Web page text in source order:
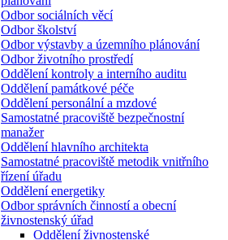
Odbor sociálních věcí
Odbor školství
Odbor výstavby a územního plánování
Odbor životního prostředí
Oddělení kontroly a interního auditu
Oddělení památkové péče
Oddělení personální a mzdové
Samostatné pracoviště bezpečnostní
manažer
Oddělení hlavního architekta
Samostatné pracoviště metodik vnitřního
řízení úřadu
Oddělení energetiky
Odbor správních činností a obecní
živnostenský úřad
Oddělení živnostenské